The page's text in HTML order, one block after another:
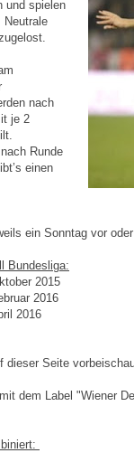
und spielen
Neutrale
nach
je 2
Runde
einen
ein Sonntag vor
Bundesliga:
2015
2016
2016
dieser Seite
dem Label "Wiener